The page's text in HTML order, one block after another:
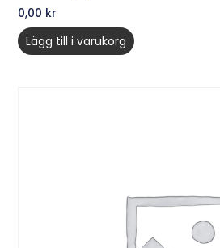
0,00 kr
Lägg till i varukorg